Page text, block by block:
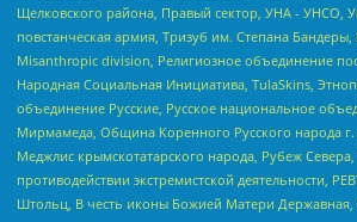
Щелковского района, Правый сектор, УНА - УНСО,
повстанческая армия, Тризуб им. Степана Бандеры,
Misanthropic division, Религиозное объединение
Народная Социальная Инициатива, TulaSkins,
объединение Русские, Русское национальное
Мирмамеда, Община Коренного Русского народа
Меджлис крымскотатарского народа, Рубеж
противодействии экстремистской деятельности,
Штольц, В честь иконы Божией Матери Державная,